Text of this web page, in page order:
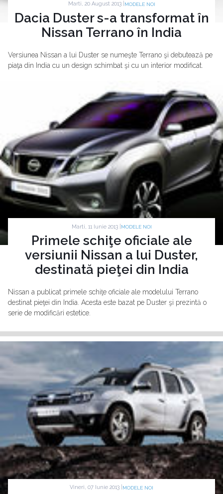
Marti, 20 August 2013 | MODELE NOI
Dacia Duster s-a transformat în
Nissan Terrano în India
Versiunea Nissan a lui Duster se numeşte Terrano şi debutează pe
piaţa din India cu un design schimbat şi cu un interior modificat.
Marti, 11 Iunie 2013 | MODELE NOI
Primele schiţe oficiale ale
versiunii Nissan a lui Duster,
destinată pieţei din India
Nissan a publicat primele schiţe oficiale ale modelului Terrano
destinat pieţei din India. Acesta este bazat pe Duster şi prezintă o
serie de modificări estetice.
Vineri, 07 Iunie 2013 | MODELE NOI